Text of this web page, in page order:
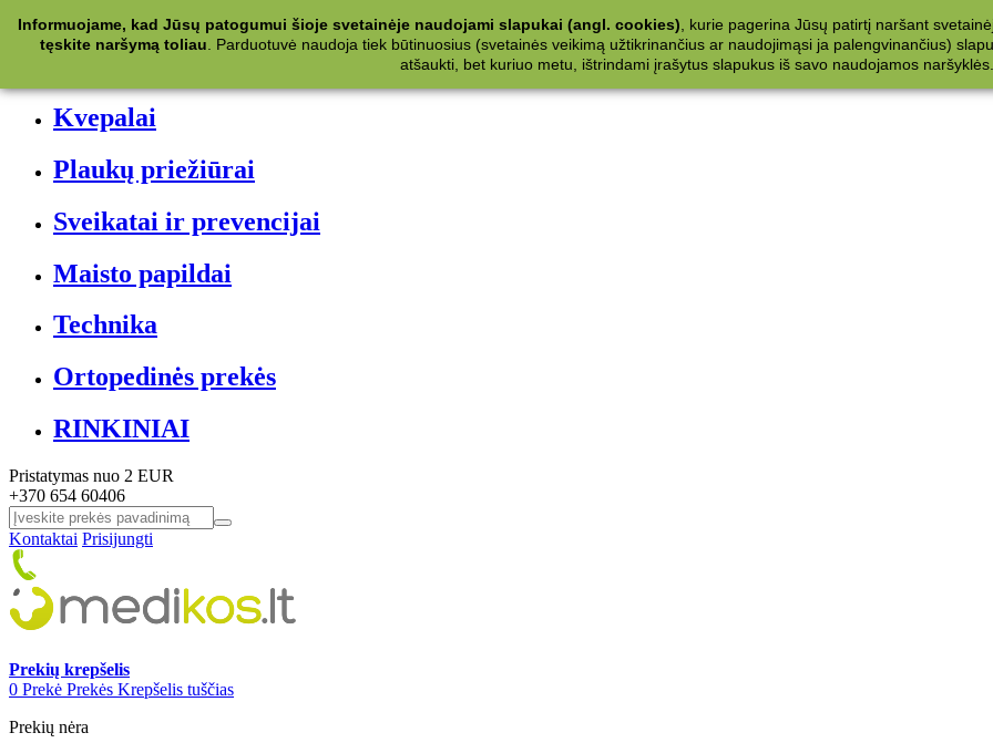
Kategorijos
Kvepalai
Plaukų priežiūrai
Sveikatai ir prevencijai
Maisto papildai
Technika
Ortopedinės prekės
RINKINIAI
Pristatymas nuo 2 EUR
+370 654 60406
Kontaktai Prisijungti
Prekių krepšelis
0 Prekė Prekės Krepšelis tuščias
Prekių nėra
Informuojame, kad Jūsų patogumui šioje svetainėje naudojami slapukai (angl. cookies) , kurie pagerina Jūsų patirtį naršant
tęskite naršymą toliau
Parduotuvė naudoja tiek būtinuosius (svetainės veikimą užtikrinančius ar naudojimąsi ja palengvinančius)
atšaukti, bet kuriuo metu, ištrindami įrašytus slapukus iš savo naudojamos naršyklės.